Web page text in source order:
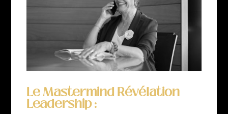
Le Mastermind Révélation
Leadership :